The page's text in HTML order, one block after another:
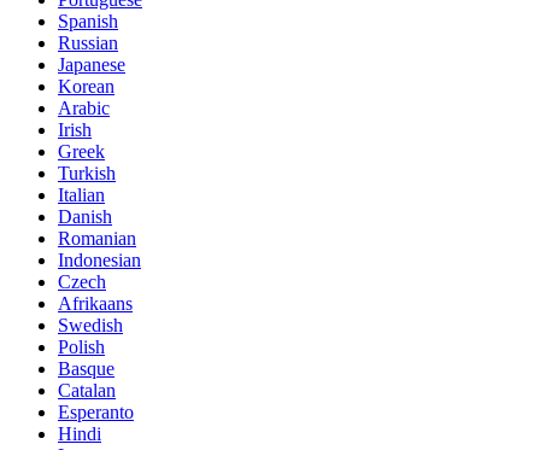
Spanish
Russian
Japanese
Korean
Arabic
Irish
Greek
Turkish
Italian
Danish
Romanian
Indonesian
Czech
Afrikaans
Swedish
Polish
Basque
Catalan
Esperanto
Hindi